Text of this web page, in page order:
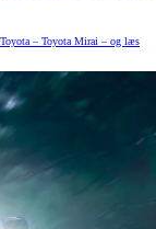
– Toyota Mirai – og læs